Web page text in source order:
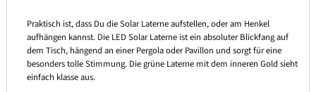
Praktisch ist, dass Du die Solar Laterne aufstellen, oder am Henkel
aufhängen kannst. Die LED Solar Laterne ist ein absoluter Blickfang auf
dem Tisch, hängend an einer Pergola oder Pavillon und sorgt für eine
besonders tolle Stimmung. Die grüne Laterne mit dem inneren Gold sieht
einfach klasse aus.